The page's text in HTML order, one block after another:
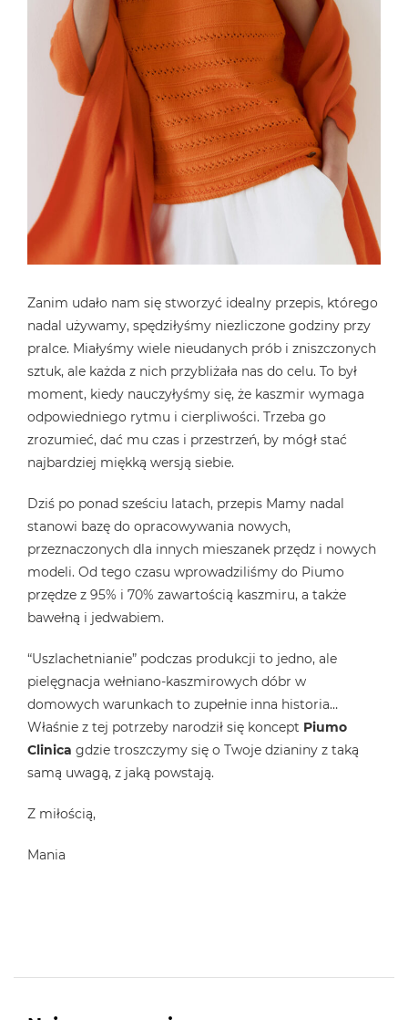
Zanim udało nam się stworzyć idealny przepis, którego
nadal używamy, spędziłyśmy niezliczone godziny przy
pralce. Miałyśmy wiele nieudanych prób i zniszczonych
sztuk, ale każda z nich przybliżała nas do celu. To był
moment, kiedy nauczyłyśmy się, że kaszmir wymaga
odpowiedniego rytmu i cierpliwości. Trzeba go
zrozumieć, dać mu czas i przestrzeń, by mógł stać
najbardziej miękką wersją siebie.
Dziś po ponad sześciu latach, przepis Mamy nadal
stanowi bazę do opracowywania nowych,
przeznaczonych dla innych mieszanek przędz i nowych
modeli. Od tego czasu wprowadziliśmy do Piumo
przędze z 95% i 70% zawartością kaszmiru, a także
bawełną i jedwabiem.
“Uszlachetnianie” podczas produkcji to jedno, ale
pielęgnacja wełniano-kaszmirowych dóbr w
domowych warunkach to zupełnie inna historia…
Właśnie z tej potrzeby narodził się koncept Piumo
Clinica gdzie troszczymy się o Twoje dzianiny z taką
samą uwagą, z jaką powstają.
Z miłością,
Mania